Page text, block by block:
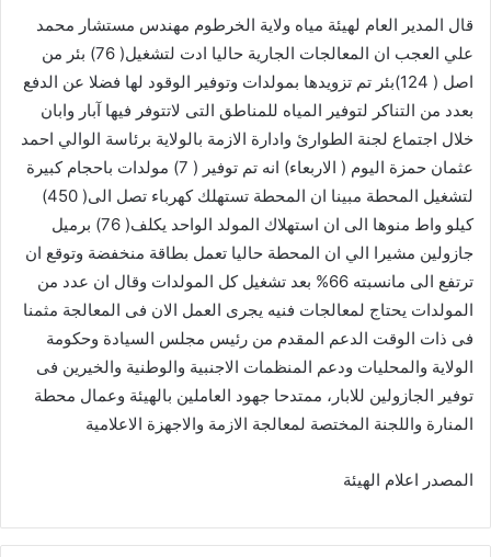
ي
ا
قال المدير العام لهيئة مياه ولاية الخرطوم مهندس مستشار محمد
علي العجب ان المعالجات الجارية حاليا ادت لتشغيل( 76) بئر من
اصل ( 124)بئر تم تزويدها بمولدات وتوفير الوقود لها فضلا عن الدفع
بعدد من التناكر لتوفير المياه للمناطق التى لاتتوفر فيها آبار وابان
خلال اجتماع لجنة الطوارئ وادارة الازمة بالولاية برئاسة الوالي احمد
عثمان حمزة اليوم ( الاربعاء) انه تم توفير ( 7) مولدات باحجام كبيرة
لتشغيل المحطة مبينا ان المحطة تستهلك كهرباء تصل الى( 450)
كيلو واط منوها الى ان استهلاك المولد الواحد يكلف( 76) برميل
جازولين مشيرا الي ان المحطة حاليا تعمل بطاقة منخفضة وتوقع ان
ترتفع الى مانسبته 66% بعد تشغيل كل المولدات وقال ان عدد من
المولدات يحتاج لمعالجات فنيه يجرى العمل الان فى المعالجة مثمنا
فى ذات الوقت الدعم المقدم من رئيس مجلس السيادة وحكومة
الولاية والمحليات ودعم المنظمات الاجنبية والوطنية والخيرين فى
توفير الجازولين للابار، ممتدحا جهود العاملين بالهيئة وعمال محطة
المنارة واللجنة المختصة لمعالجة الازمة والاجهزة الاعلامية
المصدر اعلام الهيئة